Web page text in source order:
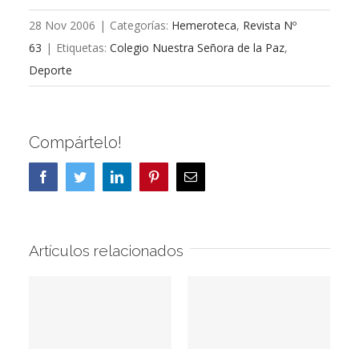
28 Nov 2006 | Categorías: Hemeroteca, Revista Nº
63 | Etiquetas: Colegio Nuestra Señora de la Paz,
Deporte
Compártelo!
FacebookTwitterLinkedInPinterestCorreo
electrónico
Artículos relacionados